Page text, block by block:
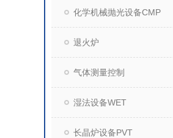
化学机械抛光设备CMP
退火炉
气体测量控制
湿法设备WET
长晶炉设备PVT